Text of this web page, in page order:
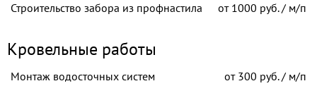
Строительство забора из профнастила от1000 руб. / м/п
Кровельные работы
Монтаж водосточных систем от300 руб. / м/п